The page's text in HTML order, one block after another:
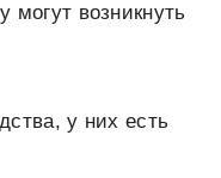
могут возникнуть
у них есть